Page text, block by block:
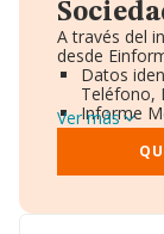
A través del
desde
Datos
Teléfono,
Informe
Gráficos
Consejo
Directivos
Ver más